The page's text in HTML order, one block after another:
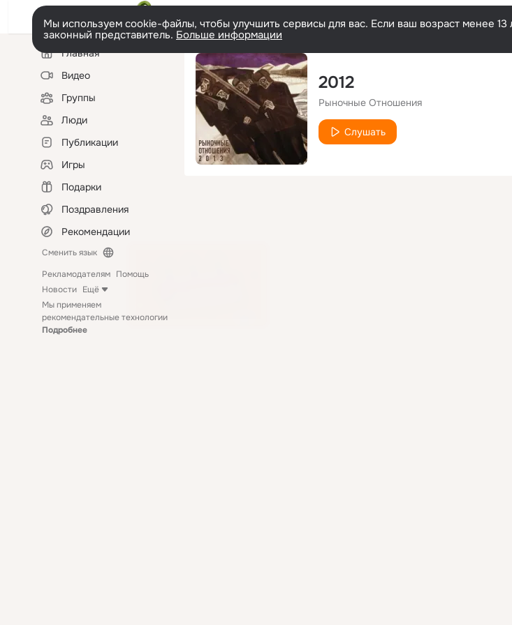
Мы используем cookie-файлы, чтобы улучшить сервисы для вас. Если ваш возраст менее
законный представитель. Больше информации
Левая
колонкаГлавная
Видео
Группы
Люди
Публикации
Игры
Подарки
Поздравления
Рекомендации
Сменить язык
Рекламодателям Помощь
Новости Ещё
Мы применяем
рекомендательные технологии
Подробнее
2012
Рыночные Отношения
Слушать